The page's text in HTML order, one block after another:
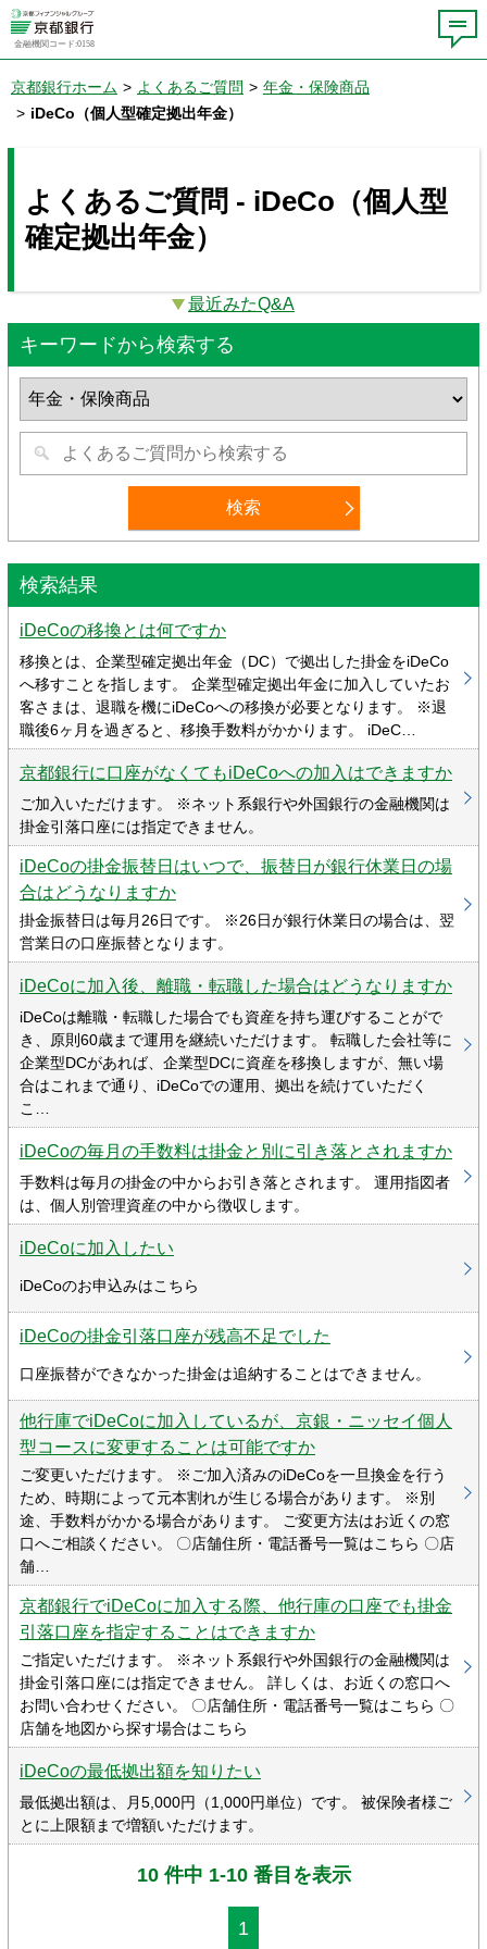
金融機関コード:0158
京都銀行ホーム > よくあるご質問 > 年金・保険商品
> iDeCo（個人型確定拠出年金）
よくあるご質問 - iDeCo（個人型
確定拠出年金）
最近みたQ&A
キーワードから検索する
検索結果
iDeCoの移換とは何ですか
移換とは、企業型確定拠出年金（DC）で拠出した掛金をiDeCo
へ移すことを指します。 企業型確定拠出年金に加入していたお
客さまは、退職を機にiDeCoへの移換が必要となります。 ※退
職後6ヶ月を過ぎると、移換手数料がかかります。 iDeC…
京都銀行に口座がなくてもiDeCoへの加入はできますか
ご加入いただけます。 ※ネット系銀行や外国銀行の金融機関は
掛金引落口座には指定できません。
iDeCoの掛金振替日はいつで、振替日が銀行休業日の場
合はどうなりますか
掛金振替日は毎月26日です。 ※26日が銀行休業日の場合は、翌
営業日の口座振替となります。
iDeCoに加入後、離職・転職した場合はどうなりますか
iDeCoは離職・転職した場合でも資産を持ち運びすることがで
き、原則60歳まで運用を継続いただけます。 転職した会社等に
企業型DCがあれば、企業型DCに資産を移換しますが、無い場
合はこれまで通り、iDeCoでの運用、拠出を続けていただく
こ…
iDeCoの毎月の手数料は掛金と別に引き落とされますか
手数料は毎月の掛金の中からお引き落とされます。 運用指図者
は、個人別管理資産の中から徴収します。
iDeCoに加入したい
iDeCoのお申込みはこちら
iDeCoの掛金引落口座が残高不足でした
口座振替ができなかった掛金は追納することはできません。
他行庫でiDeCoに加入しているが、京銀・ニッセイ個人
型コースに変更することは可能ですか
ご変更いただけます。 ※ご加入済みのiDeCoを一旦換金を行う
ため、時期によって元本割れが生じる場合があります。 ※別
途、手数料がかかる場合があります。 ご変更方法はお近くの窓
口へご相談ください。 〇店舗住所・電話番号一覧はこちら 〇店
舗…
京都銀行でiDeCoに加入する際、他行庫の口座でも掛金
引落口座を指定することはできますか
ご指定いただけます。 ※ネット系銀行や外国銀行の金融機関は
掛金引落口座には指定できません。 詳しくは、お近くの窓口へ
お問い合わせください。 〇店舗住所・電話番号一覧はこちら 〇
店舗を地図から探す場合はこちら
iDeCoの最低拠出額を知りたい
最低拠出額は、月5,000円（1,000円単位）です。 被保険者様ご
とに上限額まで増額いただけます。
10 件中 1-10 番目を表示
1